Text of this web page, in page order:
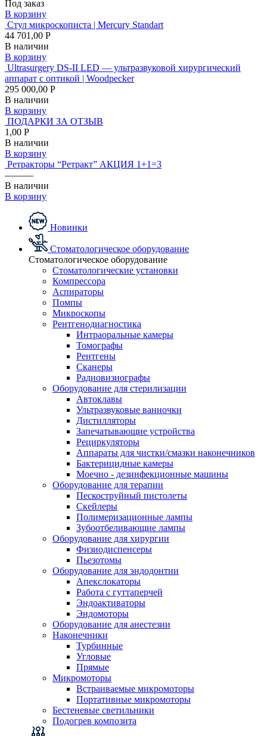
Под заказ
В корзину
Стул микроскописта | Mercury Standart
44 701,00 Р
В наличии
В корзину
Ultrasurgery DS-II LED — ультразвуковой хирургический
аппарат с оптикой | Woodpecker
295 000,00 Р
В наличии
В корзину
ПОДАРКИ ЗА ОТЗЫВ
1,00 Р
В наличии
В корзину
Ретракторы “Ретракт” АКЦИЯ 1+1=3
———
В наличии
В корзину
Новинки
Стоматологическое оборудование
Стоматологическое оборудование
Стоматологические установки
Компрессора
Аспираторы
Помпы
Микроскопы
Рентгенодиагностика
Интраоральные камеры
Томографы
Рентгены
Сканеры
Радиовизиографы
Оборудование для стерилизации
Автоклавы
Ультразвуковые ванночки
Дистилляторы
Запечатывающие устройства
Рециркуляторы
Аппараты для чистки/смазки наконечников
Бактерицидные камеры
Моечно - дезинфекционные машины
Оборудование для терапии
Пескоструйный пистолеты
Скейлеры
Полимеризационные лампы
Зубоотбеливающие лампы
Оборудование для хирургии
Физиодиспенсеры
Пьезотомы
Оборудование для эндодонтии
Апекслокаторы
Работа с гуттаперчей
Эндоактиваторы
Эндомоторы
Оборудование для анестезии
Наконечники
Турбинные
Угловые
Прямые
Микромоторы
Встраиваемые микромоторы
Портативные микромоторы
Бестеневые светильники
Подогрев композита